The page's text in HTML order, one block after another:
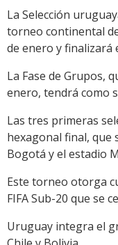
La Selección
torneo continental
de enero y finalizará
La Fase de Grupos,
enero, tendrá como
Las tres primeras
hexagonal final, que
Bogotá y el estadio
Este torneo otorga
FIFA Sub-20 que se
Uruguay integra el